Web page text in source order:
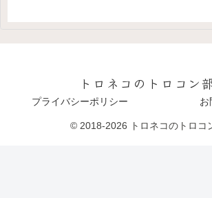
トロネコのトロコン
プライバシーポリシー お
© 2018-2026 トロネコのトロコ